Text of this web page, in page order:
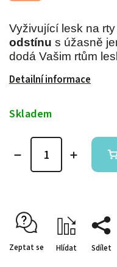
Vyživující lesk na
odstínu s úžasně
dodá Vašim rtům
Detailní informace
Skladem
Zeptat se Hlídat Sdílet